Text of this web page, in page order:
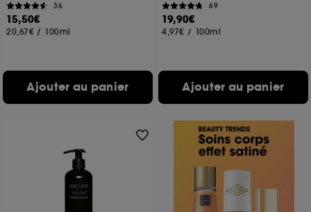
36
15,50€
20,67€ / 100ml
Ajouter au panier
69
19,90€
4,97€ / 100ml
Ajouter au panier